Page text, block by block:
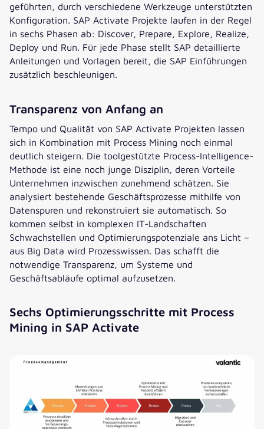
geführten, durch verschiedene Werkzeuge unterstützten
Konfiguration. SAP Activate Projekte laufen in der Regel
in sechs Phasen ab: Discover, Prepare, Explore, Realize,
Deploy und Run. Für jede Phase stellt SAP detaillierte
Anleitungen und Vorlagen bereit, die SAP Einführungen
zusätzlich beschleunigen.
Transparenz von Anfang an
Tempo und Qualität von SAP Activate Projekten lassen
sich in Kombination mit Process Mining noch einmal
deutlich steigern. Die toolgestützte Process-Intelligence-
Methode ist eine noch junge Disziplin, deren Vorteile
Unternehmen inzwischen zunehmend schätzen. Sie
analysiert bestehende Geschäftsprozesse mithilfe von
Datenspuren und rekonstruiert sie automatisch. So
kommen selbst in komplexen IT-Landschaften
Schwachstellen und Optimierungspotenziale ans Licht –
aus Big Data wird Prozesswissen. Das schafft die
notwendige Transparenz, um Systeme und
Geschäftsabläufe optimal aufzusetzen.
Sechs Optimierungsschritte mit Process
Mining in SAP Activate